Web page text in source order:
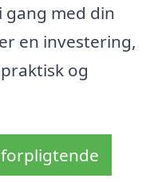
med din
en investering,
og